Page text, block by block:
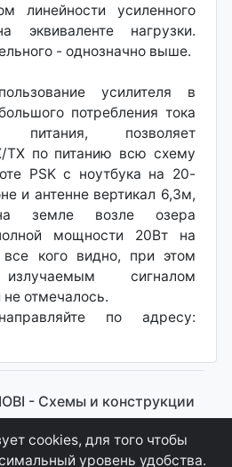
линейности усиленного
эквиваленте нагрузки.
- однозначно выше.
усилителя в
потребления тока
позволяет
TX по питанию всю схему
PSK с ноутбука на 20-
и антенне вертикал 6,3м,
на земле возле озера
мощности 20Вт на
все кого видно, при этом
сигналом
отмечалось.
по адресу:
- Cхемы и конструкции
"MKateCMS" от Ray
cookies, для того чтобы
уровень удобства.